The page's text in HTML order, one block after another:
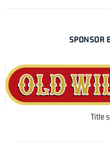
SPONSOR
Title